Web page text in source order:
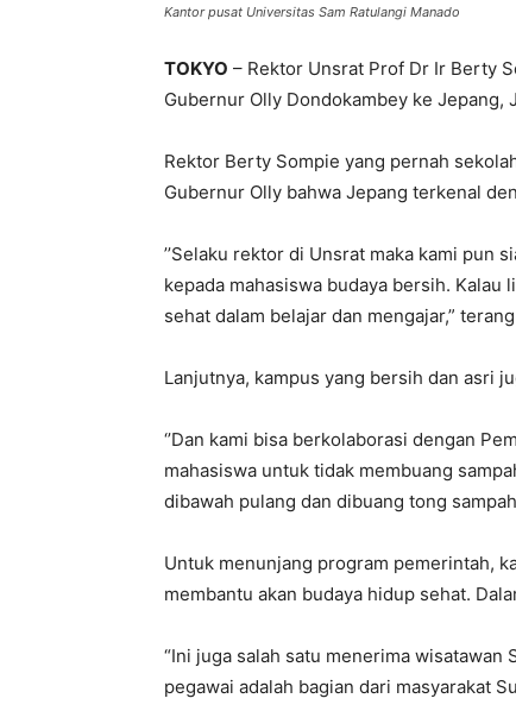
Kantor pusat Universitas Sam Ratulangi Manado
TOKYO – Rektor Unsrat Prof Dr Ir Berty
Gubernur Olly Dondokambey ke Jepang,
Rektor Berty Sompie yang pernah
Gubernur Olly bahwa Jepang terkenal
’’Selaku rektor di Unsrat maka kami pun
kepada mahasiswa budaya bersih.
sehat dalam belajar dan mengajar,”
Lanjutnya, kampus yang bersih dan asri
‘’Dan kami bisa berkolaborasi dengan
mahasiswa untuk tidak membuang
dibawah pulang dan dibuang tong
Untuk menunjang program pemerintah,
membantu akan budaya hidup sehat.
“Ini juga salah satu menerima
pegawai adalah bagian dari masyarakat